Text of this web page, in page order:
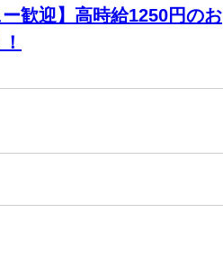
歓迎】高時給1250円のお